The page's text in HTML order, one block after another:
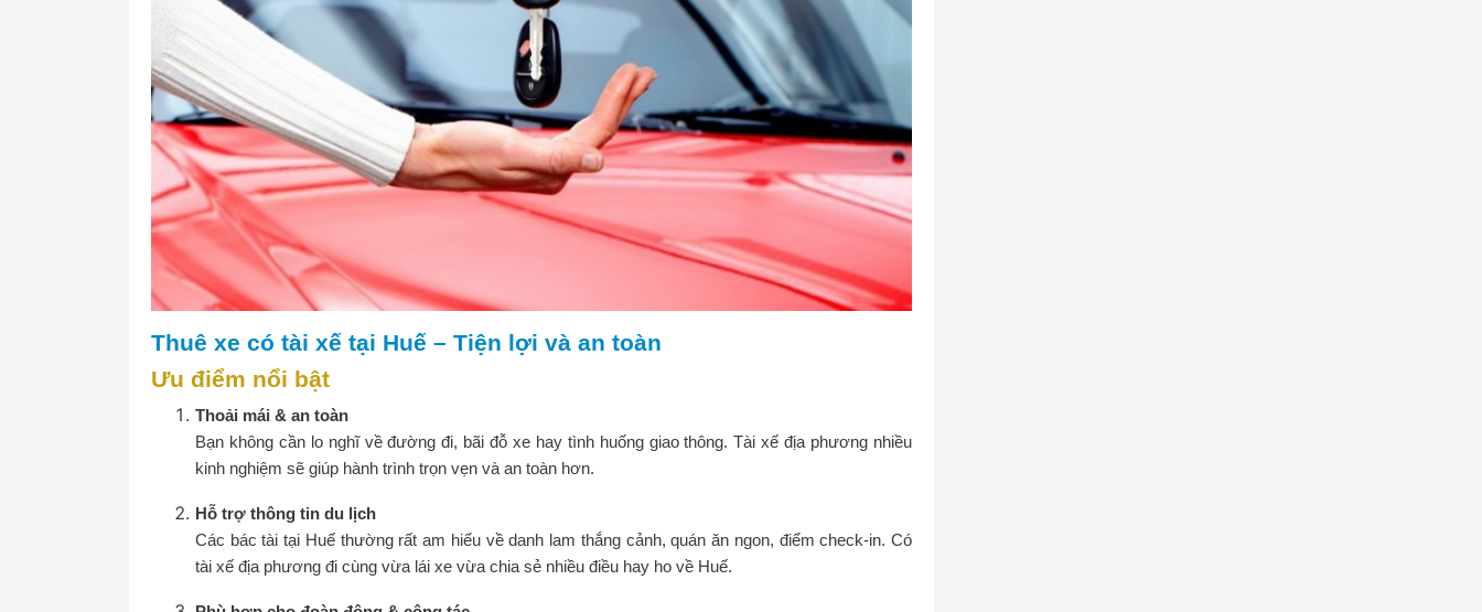
Thuê xe có tài xế tại Huế – Tiện lợi và an toàn
Ưu điểm nổi bật
Thoải mái & an toàn
Bạn không cần lo nghĩ về đường đi, bãi đỗ xe hay tình huống giao thông. Tài xế địa phương nhiều
kinh nghiệm sẽ giúp hành trình trọn vẹn và an toàn hơn.
Hỗ trợ thông tin du lịch
Các bác tài tại Huế thường rất am hiểu về danh lam thắng cảnh, quán ăn ngon, điểm check-in. Có
tài xế địa phương đi cùng vừa lái xe vừa chia sẻ nhiều điều hay ho về Huế.